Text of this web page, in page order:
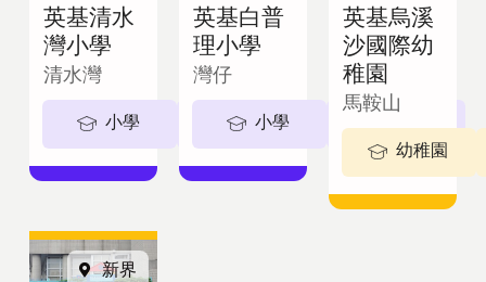
英基清水
灣小學
清水灣
小學 5-11歲
英基白普
理小學
灣仔
小學
英基烏溪
沙國際幼
稚園
馬鞍山
幼稚園
新界